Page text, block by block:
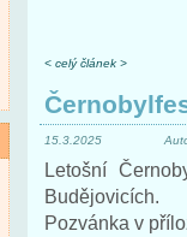
< celý článek >
15.3.2025
Letošní
Budějovicích.
Pozvánka v